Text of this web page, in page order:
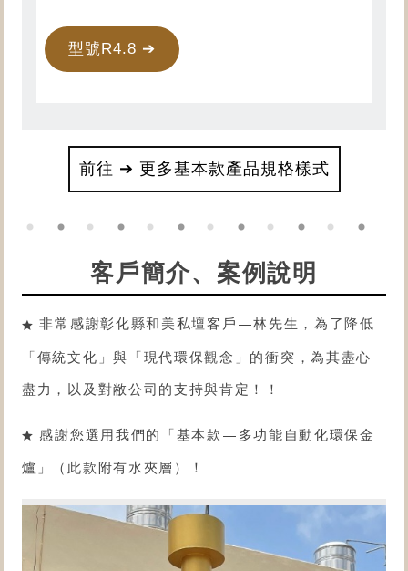
型號R4.8 ➔
前往 ➔ 更多基本款產品規格樣式
客戶簡介、案例說明
非常感謝彰化縣和美私壇客戶—林先生，為了降低
「傳統文化」與「現代環保觀念」的衝突，為其盡心
盡力，以及對敝公司的支持與肯定！！
感謝您選用我們的「基本款 — 多功能自動化環保金
爐 」（此款附有水夾層）！